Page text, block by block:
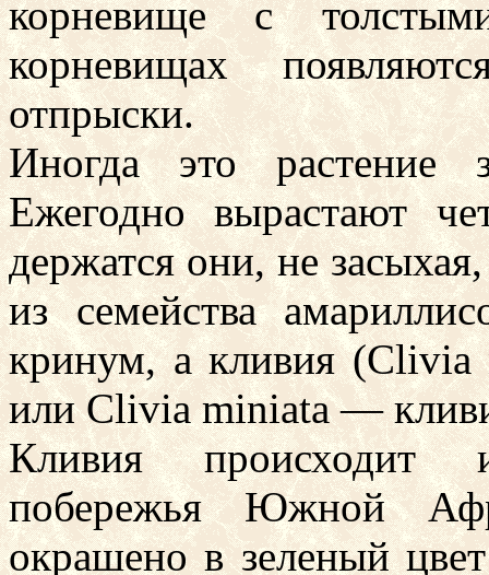
корневище с
корневищах
отпрыски.
Иногда это растение
Ежегодно вырастают
держатся они, не
из семейства
кринум, а кливия
или Clivia miniata —
Кливия происходит
побережья Южной
окрашено в зеленый